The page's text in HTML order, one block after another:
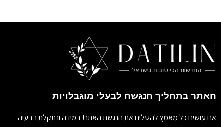
האתר בתהליך הנגשה לבעלי מוגבלויות
אנו עושים כל מאמץ להשלים את הנגשת האתר! במידה ונתקלת בבעיה